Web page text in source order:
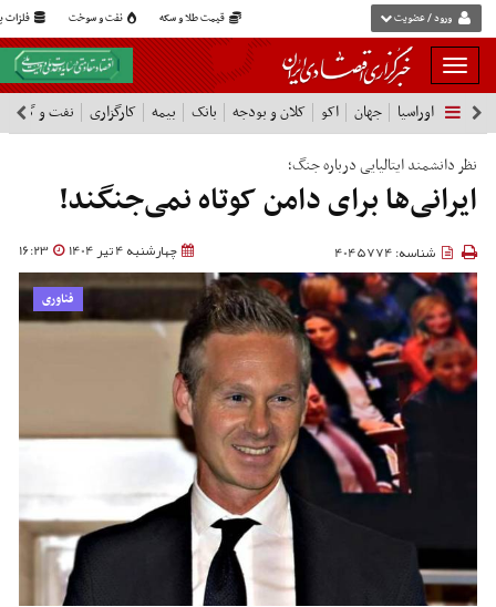
قیمت طلا و سکه نفت و سوخت فلزات ورود / عضویت
بار
و
بسته
نمودن
فهرست
اوراسیا جهان اکو کلان و بودجه بانک بیمه کارگزاری نفت و گاز
نظر دانشمند ایتالیایی درباره جنگ؛
ایرانی‌ها برای دامن کوتاه نمی‌جنگند!
چهارشنبه 4 تیر 1404 16:23 شناسه: 4045774
فناوری